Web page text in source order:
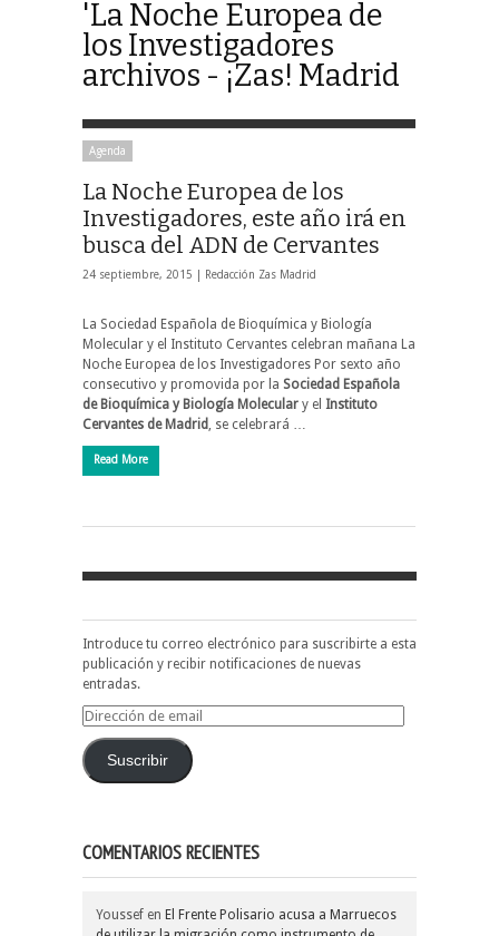
'La Noche Europea de
los Investigadores
archivos - ¡Zas! Madrid
Agenda
La Noche Europea de los
Investigadores, este año irá en
busca del ADN de Cervantes
24 septiembre, 2015 | Redacción Zas Madrid
La Sociedad Española de Bioquímica y Biología
Molecular y el Instituto Cervantes celebran mañana La
Noche Europea de los Investigadores Por sexto año
consecutivo y promovida por la Sociedad Española
de Bioquímica y Biología Molecular y el Instituto
Cervantes de Madrid
, se celebrará …
Read More
Introduce tu correo electrónico para suscribirte a esta
publicación y recibir notificaciones de nuevas
entradas.
Dirección
emailSuscribir
COMENTARIOS RECIENTES
Youssef en El Frente Polisario acusa a Marruecos